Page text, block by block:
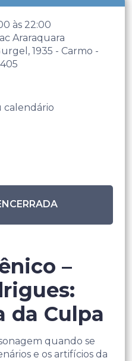
às 22:00
Araraquara
1935 - Carmo -
calendário
–
da Culpa
quando se
e os artifícios da